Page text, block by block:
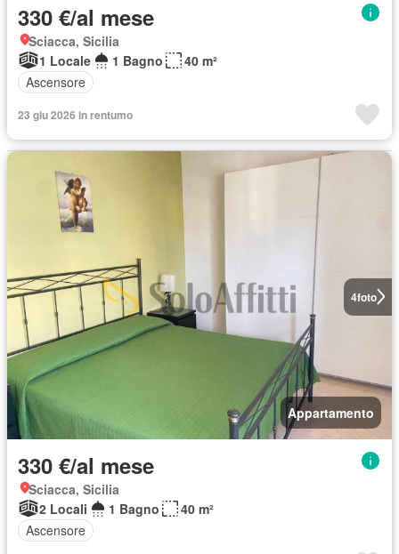
330 €/al mese
Sciacca, Sicilia
1 Locale
1 Bagno
40 m²
Ascensore
23 giu 2026 in rentumo
4foto
Appartamento
330 €/al mese
Sciacca, Sicilia
2 Locali
1 Bagno
40 m²
Ascensore